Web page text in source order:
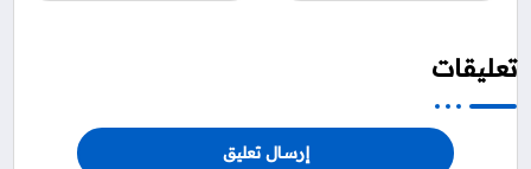
تعليقات
إرسال تعليق